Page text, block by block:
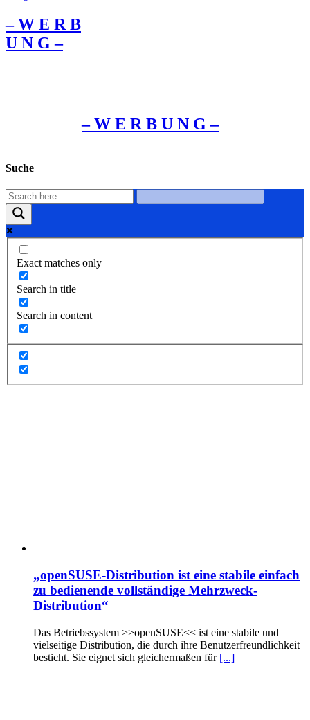
– W Ε R Β
U Ν G –
– W Ε R Β U Ν G –
Suche
Exact matches only
Search in title
Search in content
„openSUSE-Distribution ist eine stabile einfach
zu bedienende vollständige Mehrzweck-
Distribution“
Das Betriebssystem >>openSUSE<< ist eine stabile und
vielseitige Distribution, die durch ihre Benutzerfreundlichkeit
besticht. Sie eignet sich gleichermaßen für [...]